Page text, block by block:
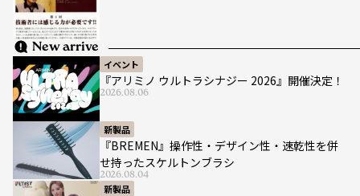
New arrive
イベント
『アリミノ ウルトラシナジー 2026』開催決定！
2026.08.06
新製品
『BREMEN』操作性・デザイン性・速乾性を併
せ持ったスケルトンブラシ
2026.08.04
新製品